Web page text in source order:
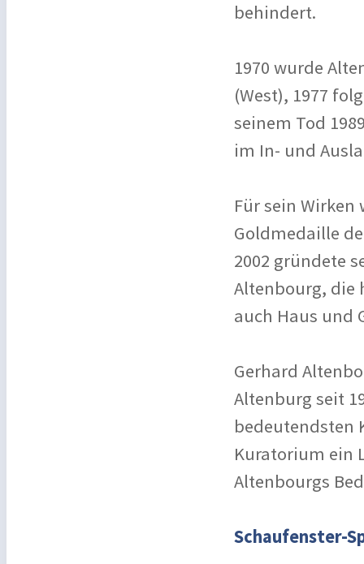
behindert.
1970 wurde
(West), 1977
seinem Tod
im In- und
Für sein
Goldmedaille
2002 gründete
Altenbourg, die
auch Haus und
Gerhard
Altenburg seit
bedeutendsten
Kuratorium ein
Altenbourgs
Schaufenster-